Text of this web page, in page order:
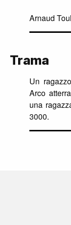
Arnaud
Trama
Un
Arco
una
3000.